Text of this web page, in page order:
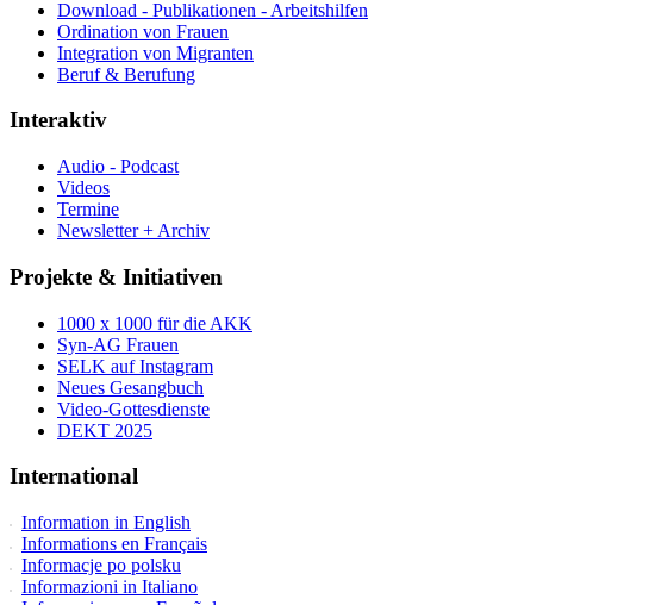
Download - Publikationen - Arbeitshilfen
Ordination von Frauen
Integration von Migranten
Beruf & Berufung
Interaktiv
Audio - Podcast
Videos
Termine
Newsletter + Archiv
Projekte & Initiativen
1000 x 1000 für die AKK
Syn-AG Frauen
SELK auf Instagram
Neues Gesangbuch
Video-Gottesdienste
DEKT 2025
International
Information in English
Informations en Français
Informacje po polsku
Informazioni in Italiano